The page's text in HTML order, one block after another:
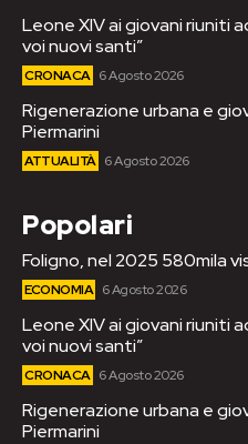
Leone XIV ai giovani riuniti
voi nuovi santi”
CRONACA 6 Agosto 2026
Rigenerazione urbana e
Piermarini
ATTUALITÀ 6 Agosto 2026
Popolari
Foligno, nel 2025 580mila
ECONOMIA 6 Agosto 2026
Leone XIV ai giovani riuniti
voi nuovi santi”
CRONACA 6 Agosto 2026
Rigenerazione urbana e
Piermarini